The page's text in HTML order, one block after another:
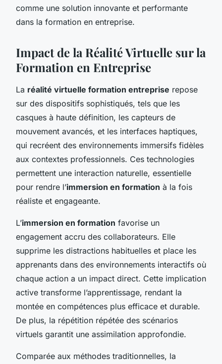
comme une solution innovante et performante
dans la formation en entreprise.
Impact de la Réalité Virtuelle sur la
Formation en Entreprise
La réalité virtuelle formation entreprise repose
sur des dispositifs sophistiqués, tels que les
casques à haute définition, les capteurs de
mouvement avancés, et les interfaces haptiques,
qui recréent des environnements immersifs fidèles
aux contextes professionnels. Ces technologies
permettent une interaction naturelle, essentielle
pour rendre l’immersion en formation à la fois
réaliste et engageante.
L’immersion en formation favorise un
engagement accru des collaborateurs. Elle
supprime les distractions habituelles et place les
apprenants dans des environnements interactifs où
chaque action a un impact direct. Cette implication
active transforme l’apprentissage, rendant la
montée en compétences plus efficace et durable.
De plus, la répétition répétée des scénarios
virtuels garantit une assimilation approfondie.
Comparée aux méthodes traditionnelles, la